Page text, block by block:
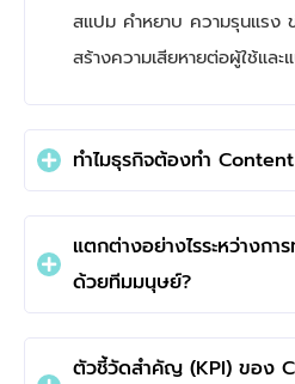
สแปม คำหยาบ ความรุนแรง
สร้างความเสียหายต่อผู้ใช้และ
ทำไมธุรกิจต้องทำ
แตกต่างอย่างไรระหว่างกา
ด้วยทีมมนุษย์?
ตัวชี้วัดสำคัญ (KPI) ของ